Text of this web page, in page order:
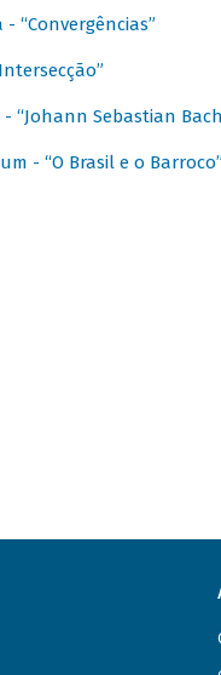
“Convergências”
“Johann Sebastian
- “O Brasil e o Barroco”